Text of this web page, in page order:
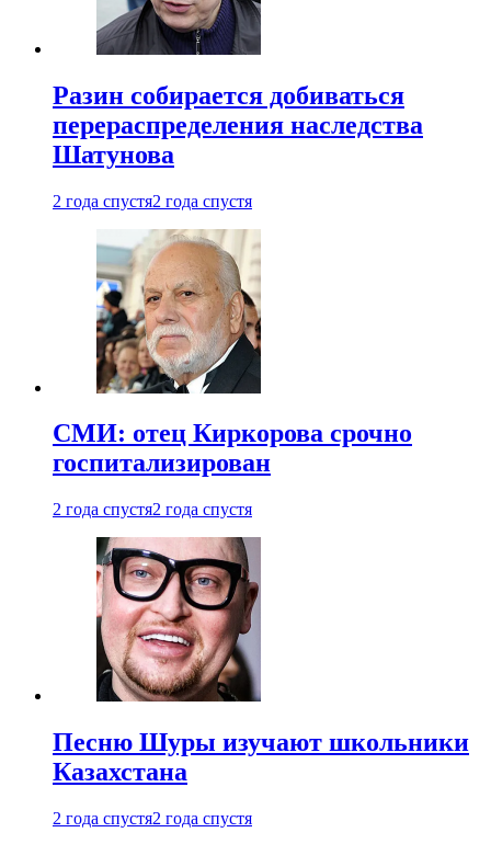
Разин собирается добиваться
перераспределения наследства
Шатунова
2 года спустя2 года спустя
СМИ: отец Киркорова срочно
госпитализирован
2 года спустя2 года спустя
Песню Шуры изучают школьники
Казахстана
2 года спустя2 года спустя